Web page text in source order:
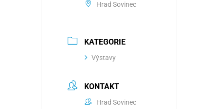
Hrad Sovinec
KATEGORIE
Výstavy
KONTAKT
Hrad Sovinec